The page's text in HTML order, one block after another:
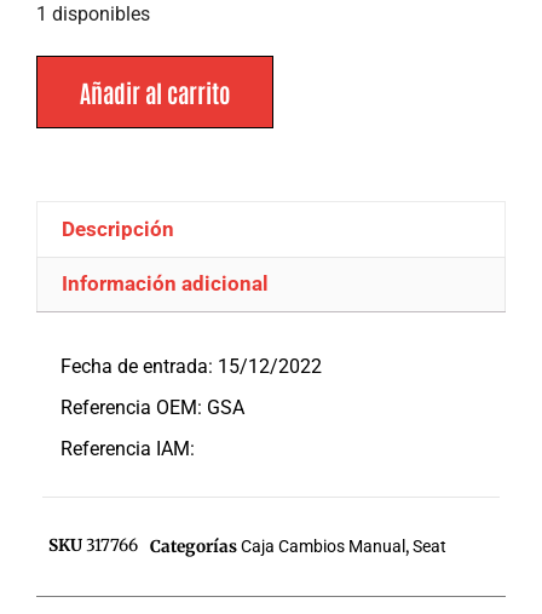
1 disponibles
Añadir al carrito
Descripción
Información adicional
Fecha de entrada: 15/12/2022
Referencia OEM: GSA
Referencia IAM:
SKU317766 CategoríasCaja Cambios Manual ,Seat